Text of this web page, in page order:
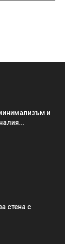
и
стена с